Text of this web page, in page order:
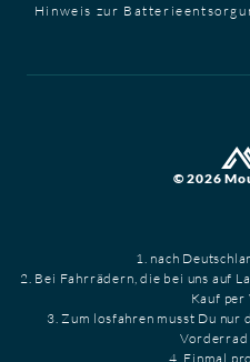
Hinweis zur
© 2026
1. nach
2. Bei Fahrrädern, die bei uns auf
Kauf per
3. Zum losfahren musst Du nur
4. Einmal